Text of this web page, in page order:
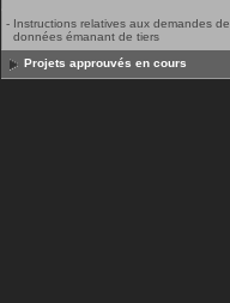
- Instructions relatives aux demandes de
données émanant de tiers
Projets approuvés en cours